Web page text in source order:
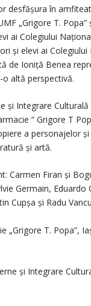
desfășura în
„Grigore T. Popa”
ai Colegiului
și elevi ai Colegiului
de Ioniță Benea
altă perspectivă.
și Integrare Culturală
“ Grigore T
a personajelor
și artă.
Carmen Firan și
Germain,
Cupșa și Radu
„Grigore T. Popa”,
și Integrare